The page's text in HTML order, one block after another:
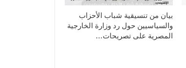
بيان من تنسيقية شباب الأحزاب
والسياسيين حول رد وزارة الخارجية
المصرية على تصريحات…